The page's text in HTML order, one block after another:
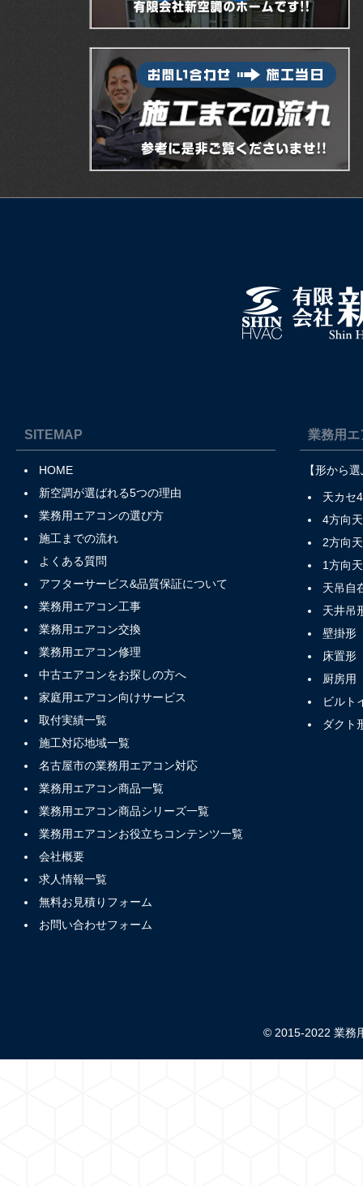
SITEMAP
HOME
新空調が選ばれる5つの理由
業務用エアコンの選び方
施工までの流れ
よくある質問
アフターサービス&品質保証について
業務用エアコン工事
業務用エアコン交換
業務用エアコン修理
中古エアコンをお探しの方へ
家庭用エアコン向けサービス
取付実績一覧
施工対応地域一覧
名古屋市の業務用エアコン対応
業務用エアコン商品一覧
業務用エアコン商品シリーズ一覧
業務用エアコンお役立ちコンテンツ一覧
会社概要
求人情報一覧
無料お見積りフォーム
お問い合わせフォーム
業務用エ
【形から
天カセ
4方向
2方向
1方向
天吊自
天井吊
壁掛形
床置形
厨房用
ビルト
ダクト
© 2015-2022 業務